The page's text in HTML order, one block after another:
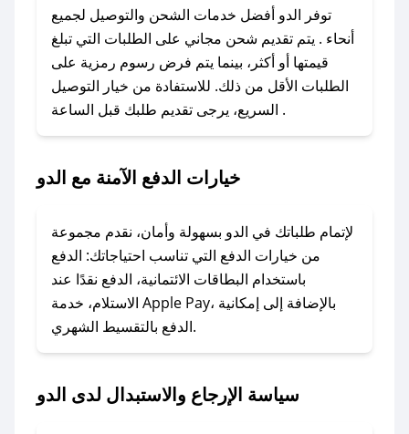
معنا عبر تويتر أو البريد الإلكتروني لإضافته بسرعة.
### كيفية استخدام كود خصم الدو؟
1. انسخ كود الخصم من تطبيق صحصح.
2. الصقه في خانة الدفع عند التسوق من الدو.
لا تقلق! يمكنك التواصل مع فريق دعم صحصح عبر
وسنقوم بحل المشكلة في أسرع وقت ممكن.
### ماذا أفعل إذا لم أجد كود خصم لمتجري
المفضل؟
في حال عدم توفر كوبونات لمتجرك المفضل، يمكنك
مراسلتنا مباشرة وسنعمل على توفير الكوبونات في
توفر الدو أفضل خدمات الشحن والتوصيل لجميع
أنحاء . يتم تقديم شحن مجاني على الطلبات التي تبلغ
قيمتها أو أكثر، بينما يتم فرض رسوم رمزية على
الطلبات الأقل من ذلك. للاستفادة من خيار التوصيل
السريع، يرجى تقديم طلبك قبل الساعة .
خيارات الدفع الآمنة مع الدو
لإتمام طلباتك في الدو بسهولة وأمان، نقدم مجموعة
من خيارات الدفع التي تناسب احتياجاتك: الدفع
باستخدام البطاقات الائتمانية، الدفع نقدًا عند
الاستلام، خدمة Apple Pay، بالإضافة إلى إمكانية
الدفع بالتقسيط الشهري.
سياسة الإرجاع والاستبدال لدى الدو